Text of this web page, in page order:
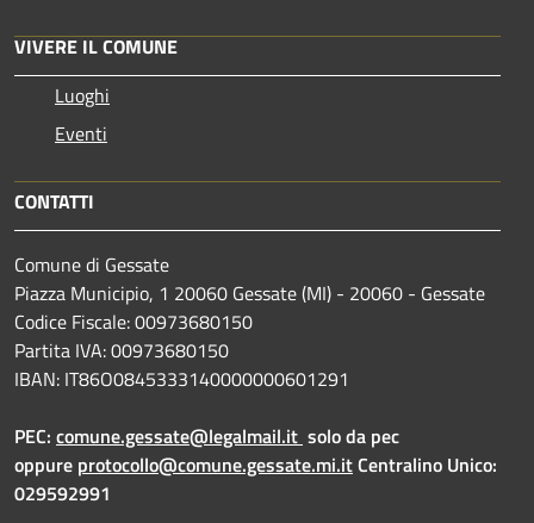
VIVERE IL COMUNE
Luoghi
Eventi
CONTATTI
Comune di Gessate
Piazza Municipio, 1 20060 Gessate (MI) - 20060 - Gessate
Codice Fiscale: 00973680150
Partita IVA: 00973680150
IBAN: IT86O0845333140000000601291
PEC: comune.gessate@legalmail.it solo da pec
oppure protocollo@comune.gessate.mi.itCentralino Unico:
029592991